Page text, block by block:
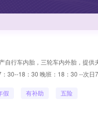
自行车内胎，三轮车内外胎，提
30--18：30 晚班：18：30 --次日
假 有补助 五险